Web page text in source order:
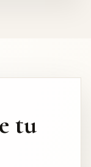
tu